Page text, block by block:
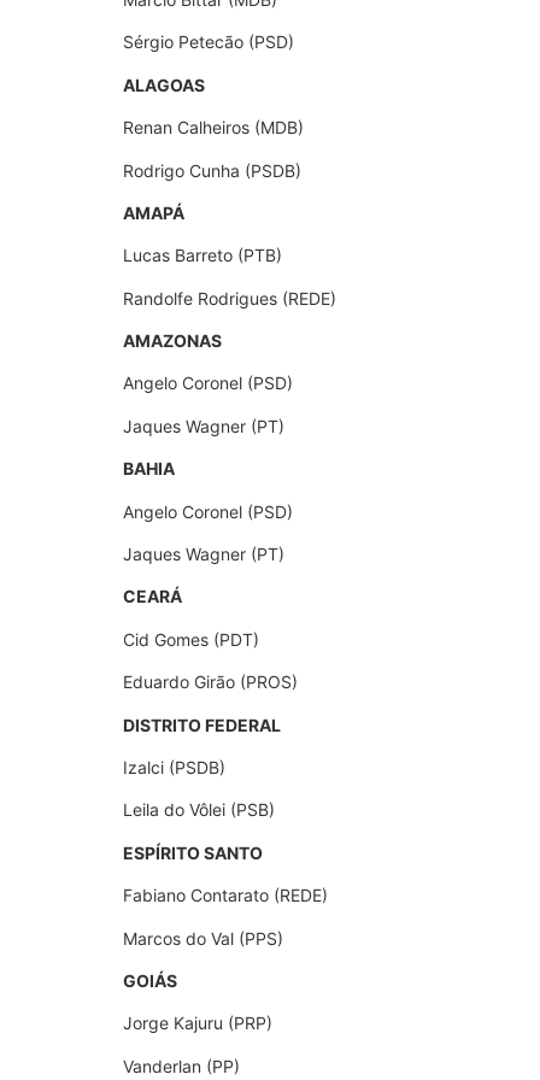
Sérgio Petecão (PSD)
ALAGOAS
Renan Calheiros (MDB)
Rodrigo Cunha (PSDB)
AMAPÁ
Lucas Barreto (PTB)
Randolfe Rodrigues (REDE)
AMAZONAS
Angelo Coronel (PSD)
Jaques Wagner (PT)
BAHIA
Angelo Coronel (PSD)
Jaques Wagner (PT)
CEARÁ
Cid Gomes (PDT)
Eduardo Girão (PROS)
DISTRITO FEDERAL
Izalci (PSDB)
Leila do Vôlei (PSB)
ESPÍRITO SANTO
Fabiano Contarato (REDE)
Marcos do Val (PPS)
GOIÁS
Jorge Kajuru (PRP)
Vanderlan (PP)